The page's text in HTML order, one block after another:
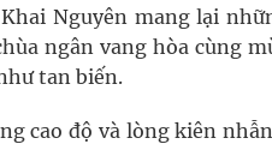
Nguyên mang lại
ngân vang hòa cùng
tan biến.
cao độ và lòng kiên